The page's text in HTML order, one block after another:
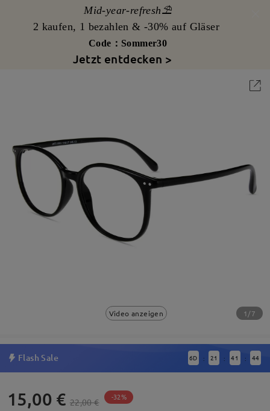
Mid-year-refresh⛱️
2 kaufen, 1 bezahlen & -30% auf Gläser
Code：Sommer30
Jetzt entdecken >
Video anzeigen 1/7
Flash Sale 6D : 21 : 41 : 43
15,00 € 22,00 € -32%